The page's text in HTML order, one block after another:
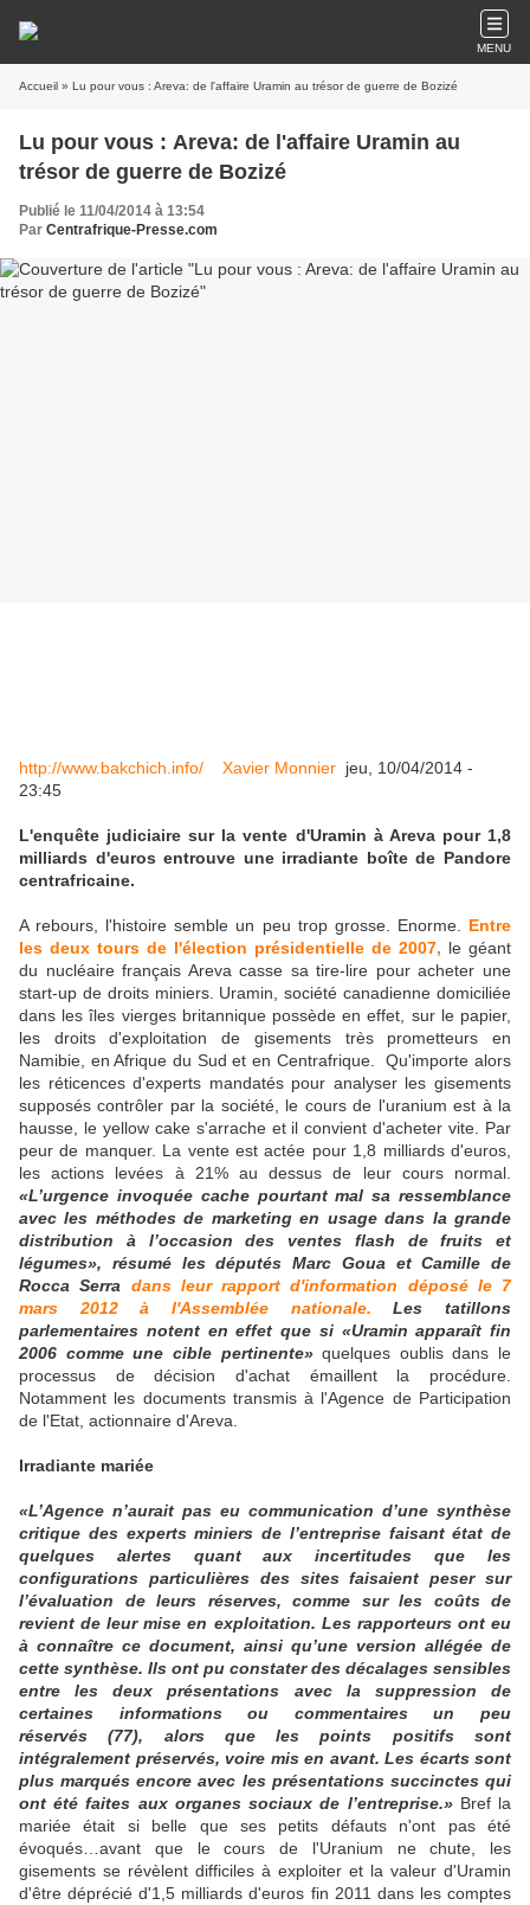
MENU
Accueil » Lu pour vous : Areva: de l'affaire Uramin au trésor de guerre de Bozizé
Lu pour vous : Areva: de l'affaire Uramin au
trésor de guerre de Bozizé
Publié le 11/04/2014 à 13:54
Par Centrafrique-Presse.com
http://www.bakchich.info/ Xavier Monnier jeu, 10/04/2014 -
23:45
L'enquête judiciaire sur la vente d'Uramin à Areva pour 1,8
milliards d'euros entrouve une irradiante boîte de Pandore
centrafricaine.
A rebours, l'histoire semble un peu trop grosse. Enorme. Entre
les deux tours de l'élection présidentielle de 2007, le géant
du nucléaire français Areva casse sa tire-lire pour acheter une
start-up de droits miniers. Uramin, société canadienne domiciliée
dans les îles vierges britannique possède en effet, sur le papier,
les droits d'exploitation de gisements très prometteurs en
Namibie, en Afrique du Sud et en Centrafrique. Qu'importe alors
les réticences d'experts mandatés pour analyser les gisements
supposés contrôler par la société, le cours de l'uranium est à la
hausse, le yellow cake s'arrache et il convient d'acheter vite. Par
peur de manquer. La vente est actée pour 1,8 milliards d'euros,
les actions levées à 21% au dessus de leur cours normal.
«L’urgence invoquée cache pourtant mal sa ressemblance
avec les méthodes de marketing en usage dans la grande
distribution à l’occasion des ventes flash de fruits et
légumes», résumé les députés Marc Goua et Camille de
Rocca Serra dans leur rapport d'information déposé le 7
mars 2012 à l'Assemblée nationale.Les tatillons
parlementaires notent en effet que si «Uramin apparaît fin
2006 comme une cible pertinente»quelques oublis dans le
processus de décision d'achat émaillent la procédure.
Notamment les documents transmis à l'Agence de Participation
de l'Etat, actionnaire d'Areva.
Irradiante mariée
«L’Agence n’aurait pas eu communication d’une synthèse
critique des experts miniers de l’entreprise faisant état de
quelques alertes quant aux incertitudes que les
configurations particulières des sites faisaient peser sur
l’évaluation de leurs réserves, comme sur les coûts de
revient de leur mise en exploitation. Les rapporteurs ont eu
à connaître ce document, ainsi qu’une version allégée de
cette synthèse. Ils ont pu constater des décalages sensibles
entre les deux présentations avec la suppression de
certaines informations ou commentaires un peu
réservés (77), alors que les points positifs sont
intégralement préservés, voire mis en avant. Les écarts sont
plus marqués encore avec les présentations succinctes qui
ont été faites aux organes sociaux de l’entreprise.»Bref la
mariée était si belle que ses petits défauts n'ont pas été
évoqués…avant que le cours de l'Uranium ne chute, les
gisements se révèlent difficiles à exploiter et la valeur d'Uramin
d'être déprécié d'1,5 milliards d'euros fin 2011 dans les comptes